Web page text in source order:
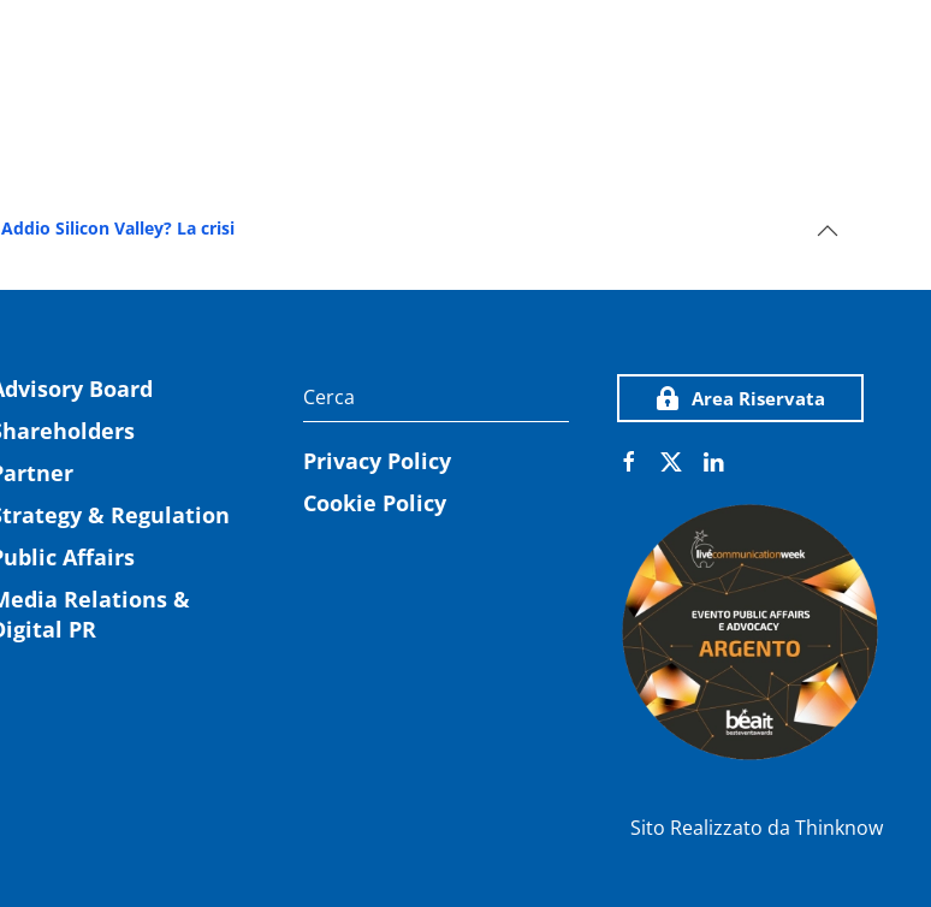
Addio Silicon Valley? La crisi
Board
& Regulation
Affairs
Relations &
PR
Privacy Policy
Cookie Policy
Area Riservata
Sito Realizzato da Thinknow